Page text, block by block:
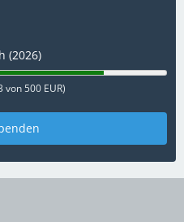
(2026)
von 500 EUR)